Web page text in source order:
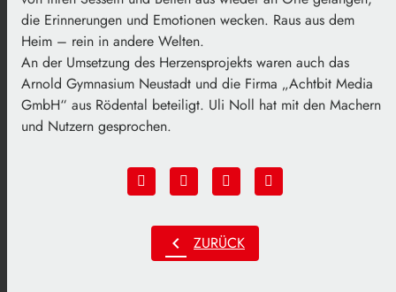
die Erinnerungen und Emotionen wecken. Raus aus dem
Heim – rein in andere Welten.
An der Umsetzung des Herzensprojekts waren auch das
Arnold Gymnasium Neustadt und die Firma „Achtbit Media
GmbH“ aus Rödental beteiligt. Uli Noll hat mit den Machern
und Nutzern gesprochen.
chevron_left ZURÜCK